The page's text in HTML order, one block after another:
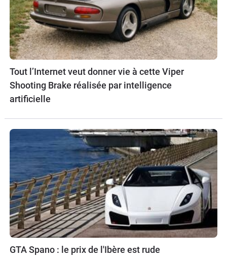
Tout l’Internet veut donner vie à cette Viper
Shooting Brake réalisée par intelligence
artificielle
GTA Spano : le prix de l'Ibère est rude